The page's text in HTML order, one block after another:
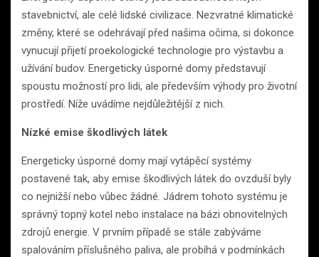
stavebnictví, ale celé lidské civilizace. Nezvratné klimatické
změny, které se odehrávají před našima očima, si dokonce
vynucují přijetí proekologické technologie pro výstavbu a
užívání budov. Energeticky úsporné domy představují
spoustu možností pro lidi, ale především výhody pro životní
prostředí. Níže uvádíme nejdůležitější z nich.
Nízké emise škodlivých látek
Energeticky úsporné domy mají vytápěcí systémy
postavené tak, aby emise škodlivých látek do ovzduší byly
co nejnižší nebo vůbec žádné. Jádrem tohoto systému je
správný topný kotel nebo instalace na bázi obnovitelných
zdrojů energie. V prvním případě se stále zabýváme
spalováním příslušného paliva, ale probíhá v podmínkách